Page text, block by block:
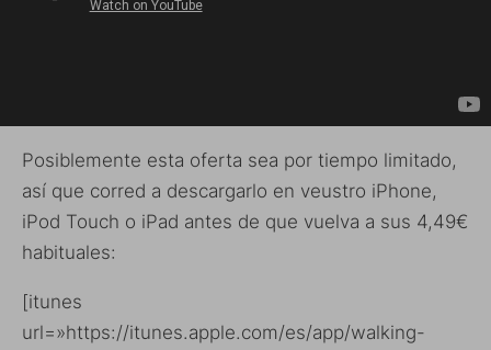
Posiblemente esta oferta sea por tiempo limitado,
así que corred a descargarlo en veustro iPhone,
iPod Touch o iPad antes de que vuelva a sus 4,49€
habituales:
[itunes
url=»https://itunes.apple.com/es/app/walking-